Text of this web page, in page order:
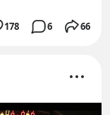
178 6 66